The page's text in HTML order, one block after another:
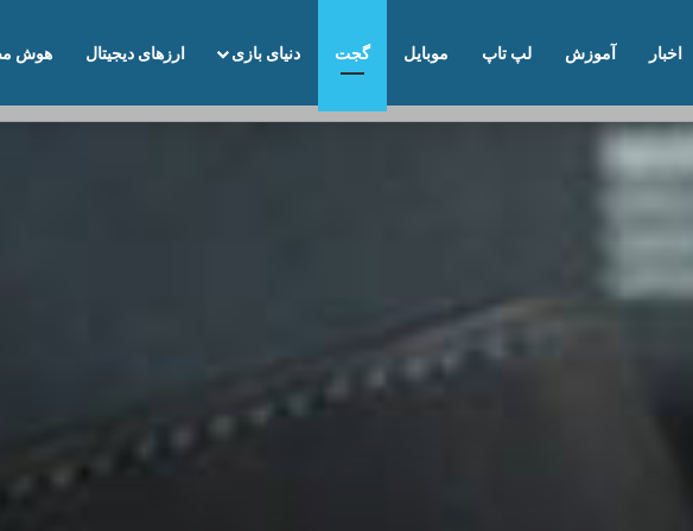
اخبار آموزش لپ تاپ موبایل گجت دنیای بازی ارزهای دیجیتال هوش